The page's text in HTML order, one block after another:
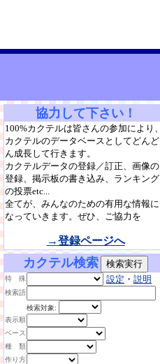
協力して下さい！
100%カクテルは皆さんの参加により、
カクテルのデータベースとしてどんど
ん成長して行きます。
カクテルデータの登録／訂正、画像の
登録、掲示板の書き込み、ランキング
の投票etc...
全てが、みんなのための有用な情報に
なっていきます。ぜひ、ご協力を
→登録ページへ
カクテル検索
特 殊 設定 ・ 説明
検索語
検索対象:
表示順
ベース
種 類
作り方